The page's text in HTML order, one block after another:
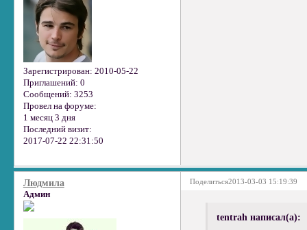
Зарегистрирован: 2010-05-22
Приглашений: 0
Сообщений: 3253
Провел на форуме:
1 месяц 3 дня
Последний визит:
2017-07-22 22:31:50
Поделиться2013-03-03 15:19:39
Людмила
Админ
tentrah написал(а):